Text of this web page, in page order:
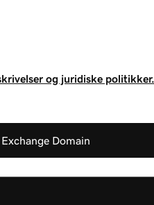
og juridiske politikker.
Exchange Domain